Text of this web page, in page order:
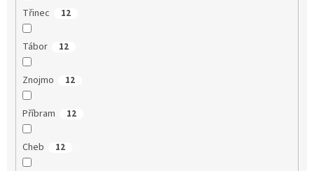
Třinec 12
Tábor 12
Znojmo 12
Příbram 12
Cheb 12